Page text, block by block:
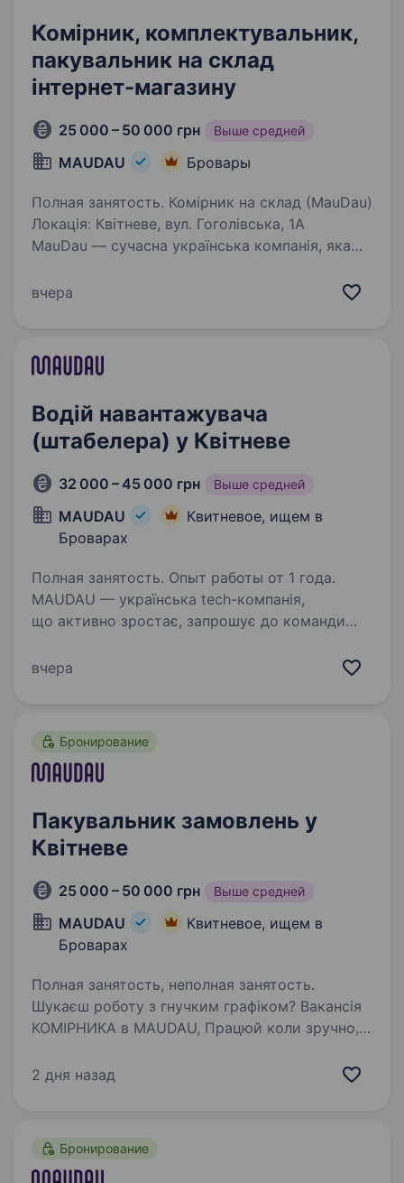
Комірник, комплектувальник,
пакувальник на склад
інтернет-магазину
25 000 – 50 000 грн Выше средней
MAUDAU Бровары
Полная занятость. Комірник на склад (MauDau)
Локація: Квітневе, вул. Гоголівська, 1А
MauDau — сучасна українська компанія, яка
Запрошуємо комірників на комфортний склад.
вчера
Водій навантажувача
(штабелера) у Квітневе
32 000 – 45 000 грн Выше средней
MAUDAU
Квитневое, ищем в
Броварах
Полная занятость. Опыт работы от 1 года.
MAUDAU — українська tech-компанія,
що активно зростає, запрошує до команди
Квітневе, вул. Гоголівська, 1А Безкоштовна
вчера
Бронирование
Пакувальник замовлень у
Квітневе
25 000 – 50 000 грн Выше средней
MAUDAU
Квитневое, ищем в
Броварах
Полная занятость, неполная занятость.
Шукаєш роботу з гнучким графіком? Вакансія
КОМІРНИКА в MAUDAU, Працюй коли зручно,
кандидатів та кандидаток на сучасний склад.
2 дня назад
Бронирование